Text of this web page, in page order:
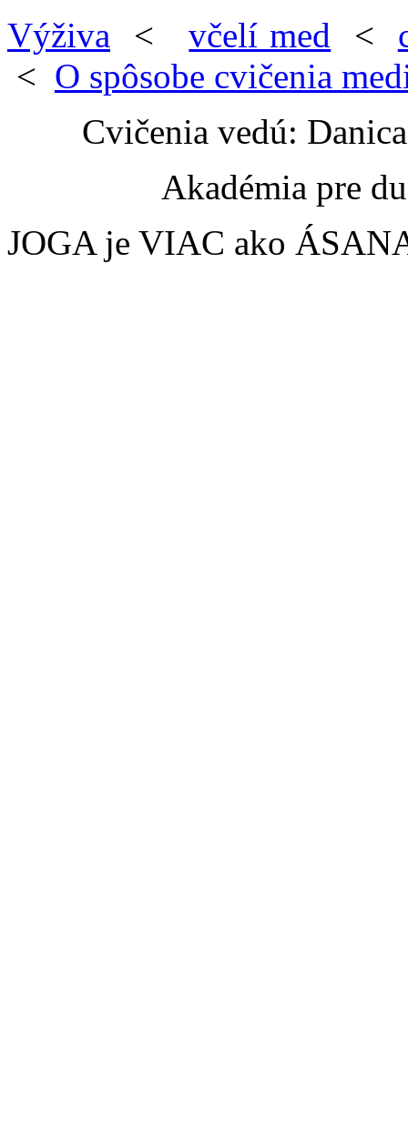
Výživa <včelí med <
< O spôsobe cvičenia
Cvičenia vedú:
Akadémia pre
JOGA je VIAC ako